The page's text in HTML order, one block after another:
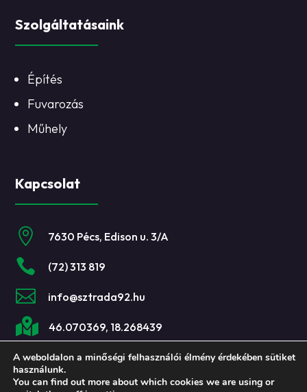
Szolgáltatásaink
Építés
Fuvarozás
Műhely
Kapcsolat
 7630 Pécs, Edison u. 3/A
 (72) 313 819
 info@sztrada92.hu
 46.070369, 18.268439
A weboldalon a minőségi felhasználói élmény érdekében sütiket
használunk.
You can find out more about which cookies we are using or